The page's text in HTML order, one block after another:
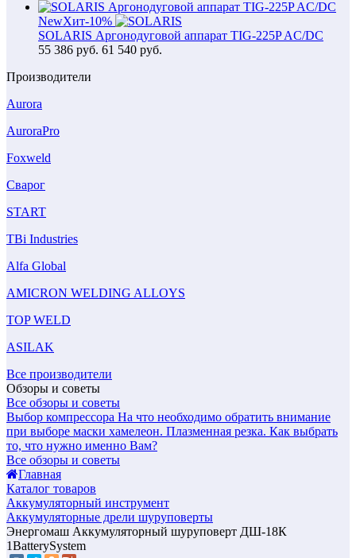
NewХит-10%
SOLARIS Аргонодуговой аппарат TIG-225P AC/DC
55 386 руб. 61 540 руб.
Производители
Aurora
AuroraPro
Foxweld
Сварог
START
TBi Industries
Alfa Global
AMICRON WELDING ALLOYS
TOP WELD
ASILAK
Все производители
Обзоры и советы
Все обзоры и советы
Выбор компрессора На что необходимо обратить внимание
при выборе маски хамелеон. Плазменная резка. Как выбрать
то, что нужно именно Вам?
Все обзоры и советы
Главная
Каталог товаров
Аккумуляторный инструмент
Аккумуляторные дрели шуруповерты
Энергомаш Аккумуляторный шуруповерт ДШ-18К
1BatterySystem